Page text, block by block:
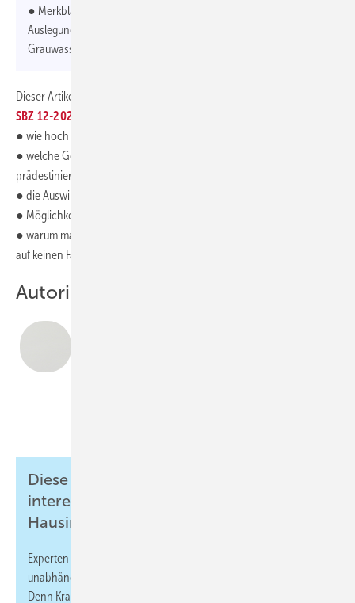
● Merkblatt DWA-M 277 / fbr-Hinweisblatt H 202 „Hinweise zur ­
Auslegung von Anlagen zur Behandlung und Nutzung von
Grauwasser und Grauwasserteilströmen“
Dieser Artikel ist ein Auszug aus
SBZ 12-2023
● wie hoch das Einsparpotenzial in Privathaushalten ist
● welche Gebäude besonders für die Grauwassernutzung
prädestiniert sind
● die Auswirkungen der Wasserknappheit auf das Fachhandwerk
● Möglichkeiten zur Fortbildung und
● warum man die Handwerker mit dem Thema Brauchwassernutzung
auf keinen Fall alleine lassen darf. ■
Autorin
Diese Artikelserie könnte Sie
interessieren: Trinkwassergüte in der
Hausinstallation erhalten
Experten sind sich einig: Bei der Trinkwasser-Installation sollte es
unabhängig von der Gebäudegröße keine Kompromisse geben.
Denn Krankheitserreger im Trinkwasser – ­etwa Legionellen oder